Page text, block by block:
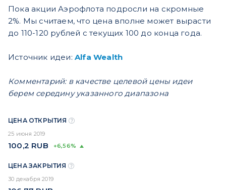
Пока акции Аэрофлота подросли на скромные
2%. Мы считаем, что цена вполне может вырасти
до 110-120 рублей с текущих 100 до конца года.
Источник идеи: Alfa Wealth
Комментарий: в качестве целевой цены идеи
берем середину указанного диапазона
ЦЕНА ОТКРЫТИЯ
25 июня 2019
100,2 RUB +6,56%
ЦЕНА ЗАКРЫТИЯ
30 декабря 2019